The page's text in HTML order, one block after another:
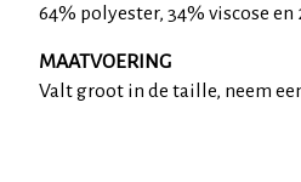
64% polyester, 34% viscose en
MAATVOERING
Valt groot in de taille, neem